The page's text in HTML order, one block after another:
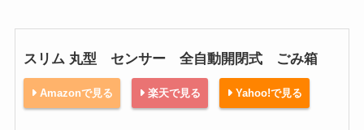
スリム 丸型 センサー 全自動開閉式 ごみ箱
Amazonで見る 楽天で見る Yahoo!で見る